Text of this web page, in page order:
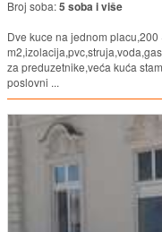
Broj soba:5 soba i više
Dve kuce na jednom placu,200
za preduzetnike,veća kuća
poslovni ...